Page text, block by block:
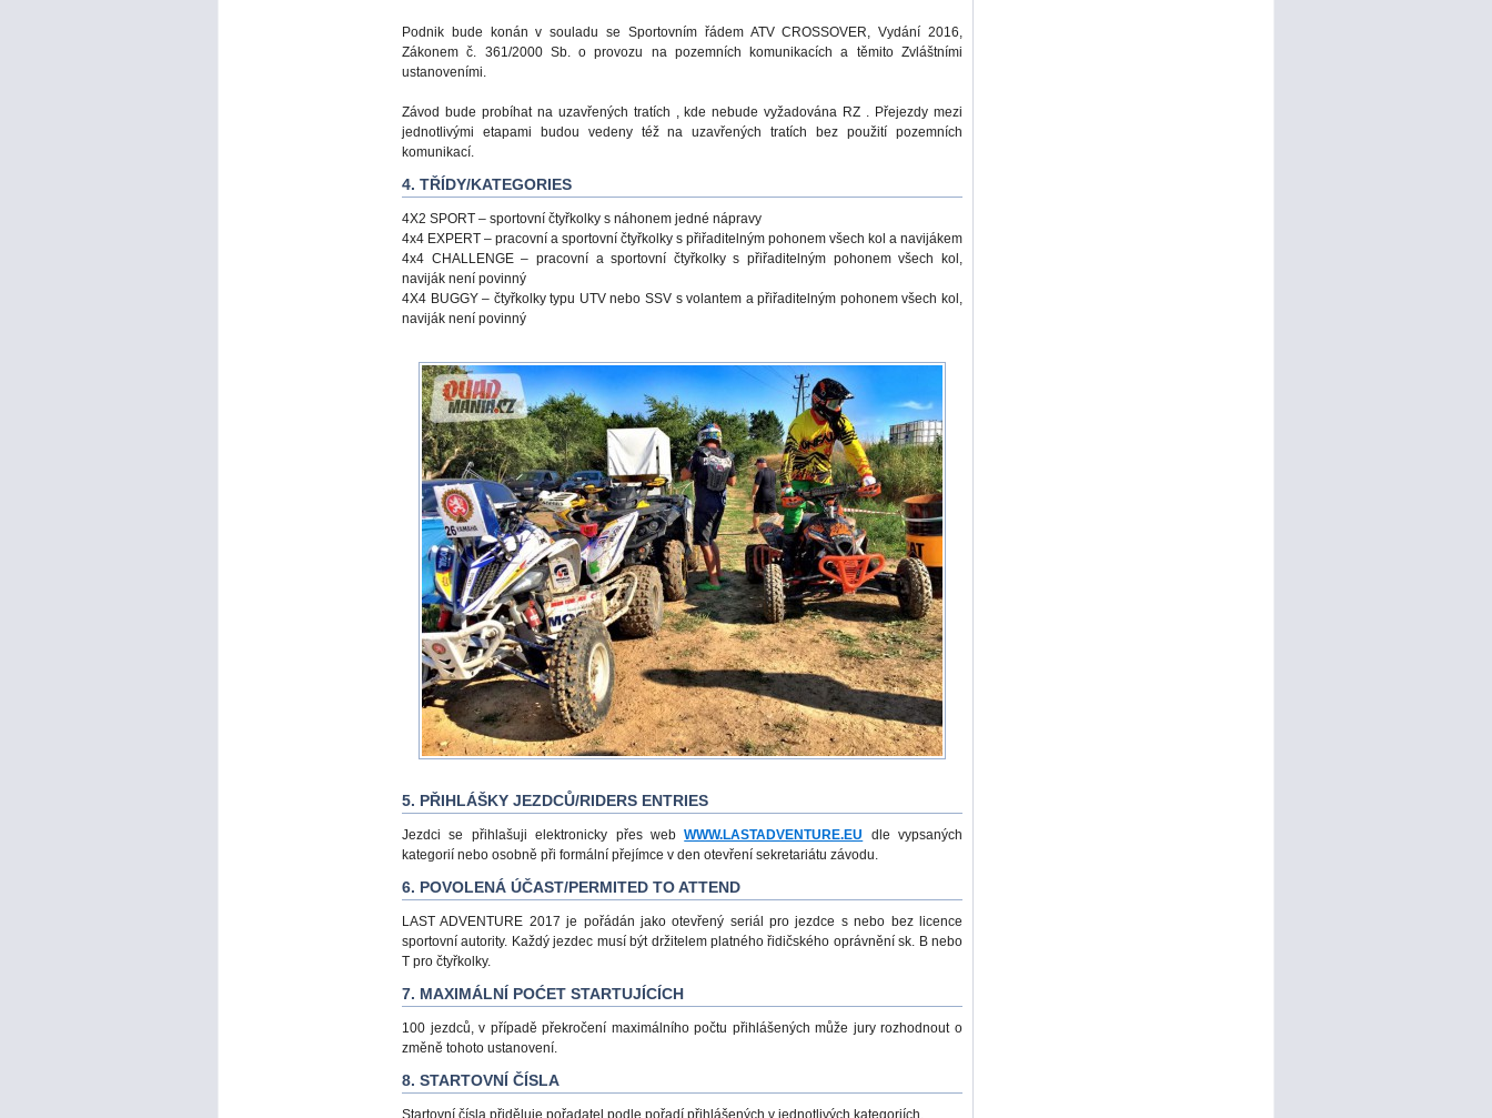
Podnik bude konán v souladu se Sportovním řádem ATV CROSSOVER, Vydání 2016,
Zákonem č. 361/2000 Sb. o provozu na pozemních komunikacích a těmito Zvláštními
ustanoveními.
Závod bude probíhat na uzavřených tratích , kde nebude vyžadována RZ . Přejezdy mezi
jednotlivými etapami budou vedeny též na uzavřených tratích bez použití pozemních
komunikací.
4. TŘÍDY/KATEGORIES
4X2 SPORT – sportovní čtyřkolky s náhonem jedné nápravy
4x4 EXPERT – pracovní a sportovní čtyřkolky s přiřaditelným pohonem všech kol a navijákem
4x4 CHALLENGE – pracovní a sportovní čtyřkolky s přiřaditelným pohonem všech kol,
naviják není povinný
4X4 BUGGY – čtyřkolky typu UTV nebo SSV s volantem a přiřaditelným pohonem všech kol,
naviják není povinný
5. PŘIHLÁŠKY JEZDCŮ/RIDERS ENTRIES
Jezdci se přihlašuji elektronicky přes webWWW.LASTADVENTURE.EU dle vypsaných
kategorií nebo osobně při formální přejímce v den otevření sekretariátu závodu.
6. POVOLENÁ ÚČAST/PERMITED TO ATTEND
LAST ADVENTURE 2017 je pořádán jako otevřený seriál pro jezdce s nebo bez licence
sportovní autority. Každý jezdec musí být držitelem platného řidičského oprávnění sk. B nebo
T pro čtyřkolky.
7. MAXIMÁLNÍ POĆET STARTUJÍCÍCH
100 jezdců, v případě překročení maximálního počtu přihlášených může jury rozhodnout o
změně tohoto ustanovení.
8. STARTOVNÍ ČÍSLA
Startovní čísla přiděluje pořadatel podle pořadí přihlášených v jednotlivých kategoriích.